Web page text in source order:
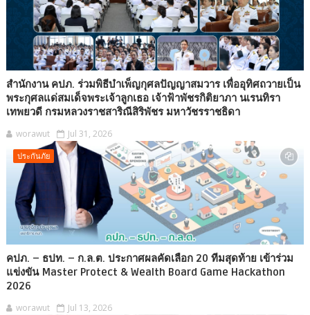
สำนักงาน คปภ. ร่วมพิธีบำเพ็ญกุศลปัญญาสมวาร เพื่ออุทิศถวายเป็น
พระกุศลแด่สมเด็จพระเจ้าลูกเธอ เจ้าฟ้าพัชรกิติยาภา นเรนทิรา
เทพยวดี กรมหลวงราชสาริณีสิริพัชร มหาวัชรราชธิดา
worawut Jul 31, 2026
ประกันภัย
คปภ. – ธปท. – ก.ล.ต. ประกาศผลคัดเลือก 20 ทีมสุดท้าย เข้าร่วม
แข่งขัน Master Protect & Wealth Board Game Hackathon
2026
worawut Jul 13, 2026